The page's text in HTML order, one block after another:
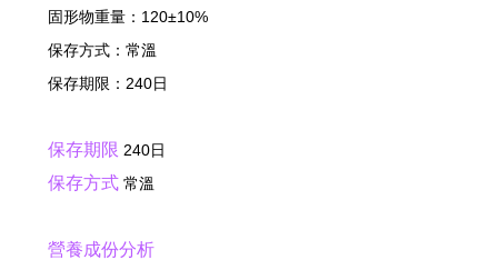
固形物重量：120±10%
保存方式：常溫
保存期限：240日
保存期限 240日
保存方式 常溫
營養成份分析